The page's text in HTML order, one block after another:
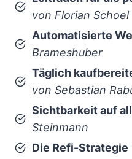
von Florian Schoel
Automatisierte
Brameshuber
Täglich
von Sebastian
Sichtbarkeit auf
Steinmann
Die Refi-Strategie